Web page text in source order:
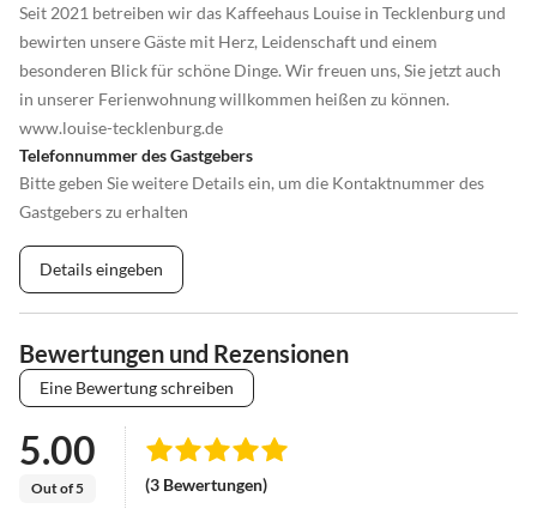
Seit 2021 betreiben wir das Kaffeehaus Louise in Tecklenburg und
bewirten unsere Gäste mit Herz, Leidenschaft und einem
besonderen Blick für schöne Dinge. Wir freuen uns, Sie jetzt auch
in unserer Ferienwohnung willkommen heißen zu können.
www.louise-tecklenburg.de
Telefonnummer des Gastgebers
Bitte geben Sie weitere Details ein, um die Kontaktnummer des
Gastgebers zu erhalten
Details eingeben
Bewertungen und Rezensionen
Eine Bewertung schreiben
5.00
Out of 5 (3 Bewertungen)